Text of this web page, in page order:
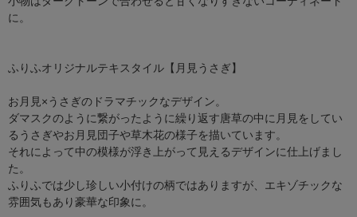
に。
ふりふオリジナルテキスタイル【月見うさぎ】
お月見×うさぎのドラマチックなデザイン。
ダマスクのように繋がったように繰り返す唐草の中に月見をしてい
るうさぎやお月見団子や草木花の様子を描いています。
それによって中の模様が浮き上がって見えるデザインに仕上げまし
た。
ふりふでは少し珍しい小付けの柄ではありますが、エキゾチックな
雰囲気もあり豪華な印象に。